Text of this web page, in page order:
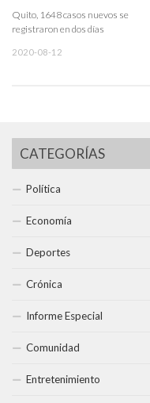
Quito, 1648 casos nuevos se
registraron en dos días
2020-08-12
CATEGORÍAS
Política
Economía
Deportes
Crónica
Informe Especial
Comunidad
Entretenimiento